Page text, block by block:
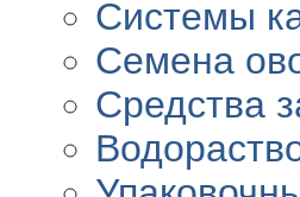
Системы
Семена
Средства